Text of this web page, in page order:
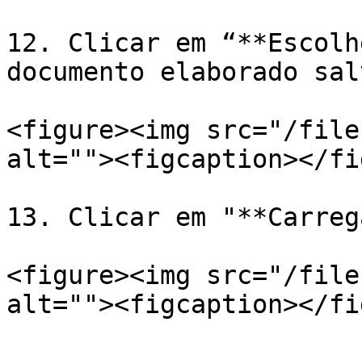
12. Clicar em
documento elaborado
<figure><img src="/files/
alt=""><figcaption></
13. Clicar em
<figure><img src="/files/
alt=""><figcaption></